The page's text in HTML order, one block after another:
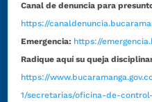
Canal de denuncia para
https://
Emergencia: https://
Radique aquí su queja
https://
1/secretarias/oficina-de-